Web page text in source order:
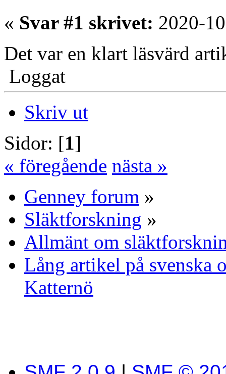
« Svar #1 skrivet: 2020-
Det var en klart läsvärd
Loggat
Skriv ut
Sidor: [1]
« föregående nästa »
Genney forum »
Släktforskning »
Allmänt om
Lång artikel på svenska
Katternö